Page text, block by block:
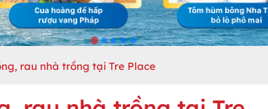
rau nhà trồng tại Tre Place